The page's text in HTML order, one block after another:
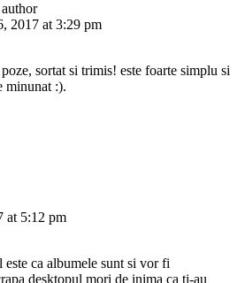
2017 at 3:29 pm
sortat si trimis! este foarte simplu si
minunat :).
at 5:12 pm
ca albumele sunt si vor fi
desktopul mori de inima ca ti-au